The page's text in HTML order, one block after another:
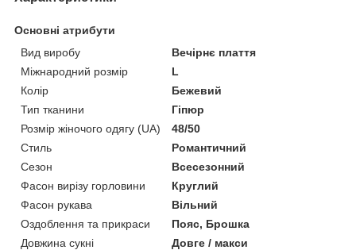
Основні атрибути
Вид виробу
Вечірнє плаття
Міжнародний розмір
L
Колір
Бежевий
Тип тканини
Гіпюр
Розмір жіночого одягу (UA)
48/50
Стиль
Романтичний
Сезон
Всесезонний
Фасон вирізу горловини
Круглий
Фасон рукава
Вільний
Оздоблення та прикраси
Пояс, Брошка
Довжина сукні
Довге / макси